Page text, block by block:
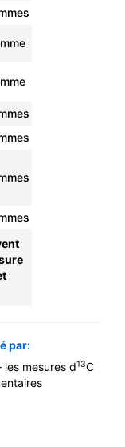
par:
mesures d13C